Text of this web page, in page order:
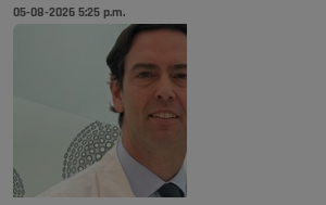
05-08-2026 5:25 p.m.